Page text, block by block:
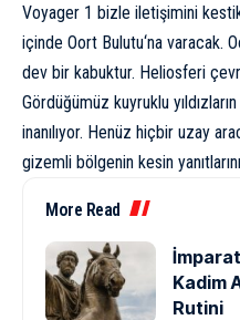
Voyager 1 bizle iletişimini
içinde Oort Bulutu‘na varacak.
dev bir kabuktur. Heliosferi
Gördüğümüz kuyruklu yıldız
inanılıyor. Henüz hiçbir uzay
gizemli bölgenin kesin
More Read
Kadim
Rutini